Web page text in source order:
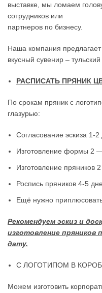
выставке, мы ломаем
сотрудников или
партнеров по бизнесу.
Наша компания
вкусный сувенир – тульский
РАСПИСАТЬ ПРЯНИК
По срокам пряник с
глазурью:
Согласование эскиза 1-2
Изготовление формы 2
Изготовление пряников
Роспись пряников 4-5
Ещё нужно приплюсовать
Рекомендуем эскиз и
изготовление пряников
дату.
С ЛОГОТИПОМ В
Можем изготовить